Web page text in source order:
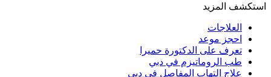
استكشف المزيد
العلاجات
احجز موعد
تعرف على الدكتورة حميرا
طب الروماتيزم في دبي
علاج التهاب المفاصل في دبي